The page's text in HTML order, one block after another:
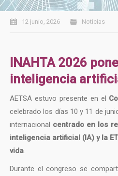
12 junio, 2026 Noticias
INAHTA 2026
inteligencia
AETSA estuvo presente en el
celebrado los días 10 y 11 de
internacional centrado en los
inteligencia artificial (IA) y la
vida.
Durante el congreso se